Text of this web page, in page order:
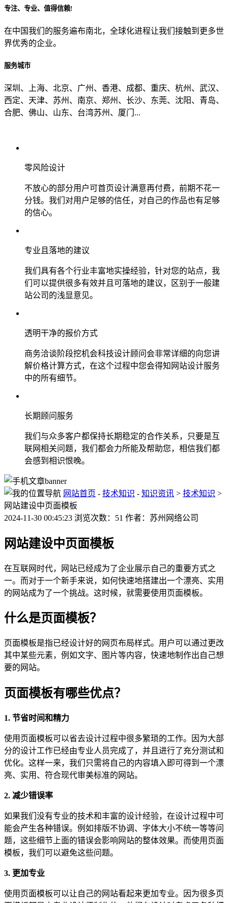
专注、专业、值得信赖!
在中国我们的服务遍布南北，全球化进程让我们接触到更多世
界优秀的企业。
服务城市
深圳、上海、北京、广州、香港、成都、重庆、杭州、武汉、
西定、天津、苏州、南京、郑州、长沙、东莞、沈阳、青岛、
合肥、佛山、山东、台湾苏州、厦门...
零风险设计
不放心的部分用户可首页设计满意再付费，前期不花一
分钱。我们对用户足够的信任，对自己的作品也有足够
的信心。
专业且落地的建议
我们具有各个行业丰富地实操经验，针对您的站点，我
们可以提供很多有效并且可落地的建议，区别于一般建
站公司的浅显意见。
透明干净的报价方式
商务洽谈阶段挖机会科技设计顾问会非常详细的向您讲
解价格计算方式，在这个过程中您会得知网站设计服务
中的所有细节。
长期顾问服务
我们与众多客户都保持长期稳定的合作关系，只要是互
联网相关问题，我们都会力所能及帮助您，相信我们都
会感到相识恨晚。
网站首页 - 技术知识 - 知识资讯 > 技术知识 >
网站建设中页面模板
2024-11-30 00:45:23 浏览次数：51 作者：苏州网络公司
网站建设中页面模板
在互联网时代，网站已经成为了企业展示自己的重要方式之
一。而对于一个新手来说，如何快速地搭建出一个漂亮、实用
的网站成为了一个挑战。这时候，就需要使用页面模板。
什么是页面模板？
页面模板是指已经设计好的网页布局样式。用户可以通过更改
其中某些元素，例如文字、图片等内容，快速地制作出自己想
要的网站。
页面模板有哪些优点？
1. 节省时间和精力
使用页面模板可以省去设计过程中很多繁琐的工作。因为大部
分的设计工作已经由专业人员完成了，并且进行了充分测试和
优化。这样一来，我们只需将自己的内容填入即可得到一个漂
亮、实用、符合现代审美标准的网站。
2. 减少错误率
如果我们没有专业的技术和丰富的设计经验，在设计过程中可
能会产生各种错误。例如排版不协调、字体大小不统一等等问
题，这些细节上面的错误会影响网站的整体效果。而使用页面
模板，我们可以避免这些问题。
3. 更加专业
使用页面模板可以让自己的网站看起来更加专业。因为很多页